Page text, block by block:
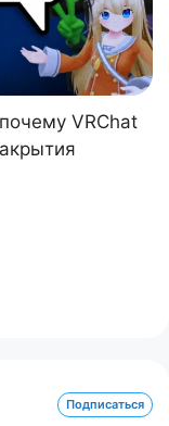
VRChat
Подписаться